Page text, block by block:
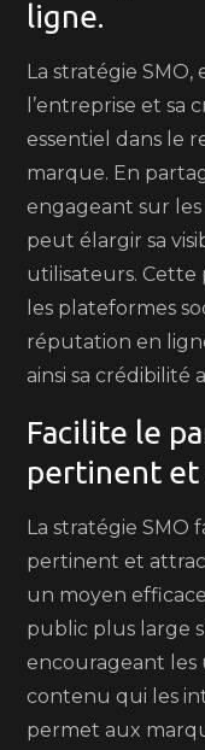
ligne.
La stratégie
l’entreprise et sa
essentiel dans le
marque. En
engageant sur
peut élargir sa
utilisateurs. Cette
les plateformes
réputation en
ainsi sa crédibilité
Facilite le
pertinent
La stratégie SMO
pertinent et
un moyen
public plus large
encourageant les
contenu qui les
permet aux